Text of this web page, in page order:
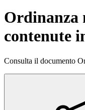
Ordinanza
contenute
Consulta il documento